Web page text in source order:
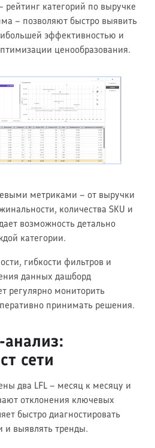
категорий по выручке
– позволяют быстро выявить
эффективностью и
ценообразования.
метриками – от выручки
количества SKU и
возможность детально
категории.
гибкости фильтров и
данных дашборд
регулярно мониторить
принимать решения.
сети
два LFL – месяц к месяцу и
отклонения ключевых
быстро диагностировать
и выявлять тренды.